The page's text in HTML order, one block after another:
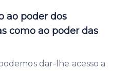
ao poder dos
como ao poder das
dar-lhe acesso a